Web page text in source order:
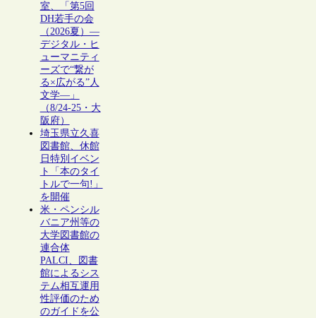
室、「第5回
DH若手の会
（2026夏）―
デジタル・ヒ
ューマニティ
ーズで“繋が
る×広がる”人
文学―」
（8/24-25・大
阪府）
埼玉県立久喜
図書館、休館
日特別イベン
ト「本のタイ
トルで一句!」
を開催
米・ペンシル
バニア州等の
大学図書館の
連合体
PALCI、図書
館によるシス
テム相互運用
性評価のため
のガイドを公